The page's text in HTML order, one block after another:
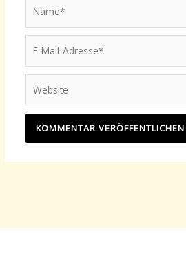
Mail-
Adresse*